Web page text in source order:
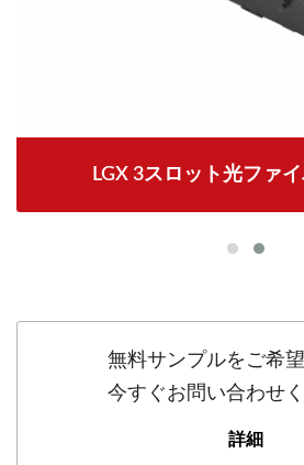
LGX 3スロット光ファ
無料サンプルをご希
今すぐお問い合わせく
詳細